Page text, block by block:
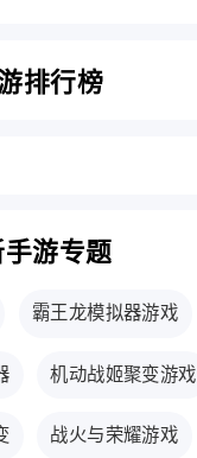
排行榜
游专题
霸王龙模拟器游戏
机动战姬聚变游戏
战火与荣耀游戏